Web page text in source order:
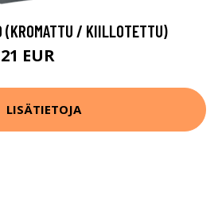
(KROMATTU / KIILLOTETTU)
EUR
LISÄTIETOJA